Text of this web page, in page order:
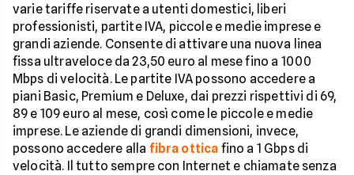
varie tariffe riservate a utenti domestici, liberi
professionisti, partite IVA, piccole e medie imprese e
grandi aziende. Consente di attivare una nuova linea
fissa ultraveloce da 23,50 euro al mese fino a 1000
Mbps di velocità. Le partite IVA possono accedere a
piani Basic, Premium e Deluxe, dai prezzi rispettivi di 69,
89 e 109 euro al mese, così come le piccole e medie
imprese. Le aziende di grandi dimensioni, invece,
possono accedere alla fibra ottica fino a 1 Gbps di
velocità. Il tutto sempre con Internet e chiamate senza